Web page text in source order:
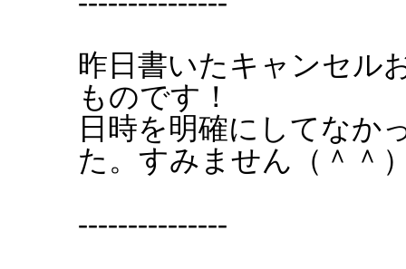
昨日書いたキャンセル
ものです！
日時を明確にしてなか
た。すみません（＾＾
---------------